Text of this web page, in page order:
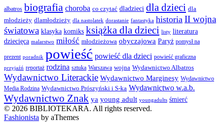
albatros biografia choroba co czytać dladzieci dla dzieci dla
młodzieży dlamłodzieży dla nastolatek dorastanie fantastyka historia II wojna
światowa klasyka komiks książka dla dzieci listy literatura
dziecięca malarstwo miłość młodzieżowa obyczajowa Paryż pomysł na
prezent poradnik powieść powieść dla dzieci powieść graficzna
przyjaźń reportaż rodzina sztuka Warszawa wojna Wydawnictwo Albatros
Wydawnictwo Literackie Wydawnictwo Marginesy Wydawnictwo
Media Rodzina Wydawnictwo Prószyński i S-ka Wydawnictwo w.a.b.
Wydawnictwo Znak ya young adult youngadults śmierć
© 2026 BIBLIOTEKARA. All rights reserved.
Fashionista by aThemes